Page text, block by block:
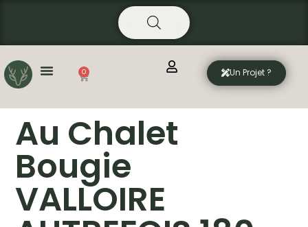
0
Panier Un Projet ?
Au Chalet
Bougie
VALLOIRE